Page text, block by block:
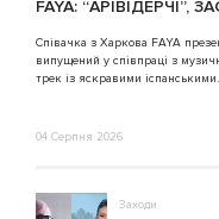
FAYA: “АРІВІДЕРЧІ”,
Співачка з Харкова FAYA
випущений у співпраці з
трек із яскравими
04 Серпня 2026
Заходи